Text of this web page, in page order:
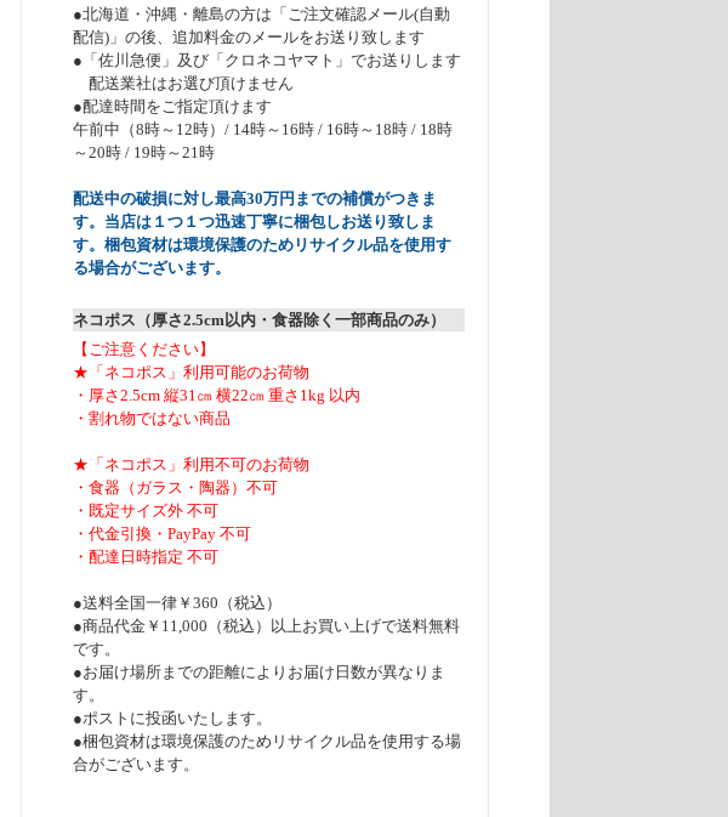
●北海道・沖縄・離島の方は「ご注文確認メール(自動
配信)」の後、追加料金のメールをお送り致します
●「佐川急便」及び「クロネコヤマト」でお送りします
配送業社はお選び頂けません
●配達時間をご指定頂けます
午前中（8時～12時）/ 14時～16時 / 16時～18時 / 18時
～20時 / 19時～21時
配送中の破損に対し最高30万円までの補償がつきま
す。当店は１つ１つ迅速丁寧に梱包しお送り致しま
す。梱包資材は環境保護のためリサイクル品を使用す
る場合がございます。
ネコポス（厚さ2.5cm以内・食器除く一部商品のみ）
【ご注意ください】
★「ネコポス」利用可能のお荷物
・厚さ2.5cm 縦31㎝ 横22㎝ 重さ1kg 以内
・割れ物ではない商品
★「ネコポス」利用不可のお荷物
・食器（ガラス・陶器）不可
・既定サイズ外 不可
・代金引換・PayPay 不可
・配達日時指定 不可
●送料全国一律￥360（税込）
●商品代金￥11,000（税込）以上お買い上げで送料無料
です。
●お届け場所までの距離によりお届け日数が異なりま
す。
●ポストに投函いたします。
●梱包資材は環境保護のためリサイクル品を使用する場
合がございます。